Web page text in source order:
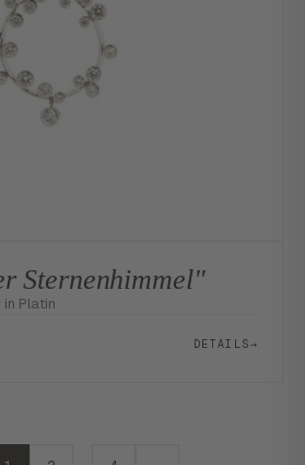
Sternenhimmel"
Platin
DETAILS→